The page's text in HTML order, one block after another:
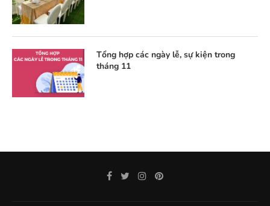
Tổng hợp các ngày lễ, sự kiện trong
tháng 11